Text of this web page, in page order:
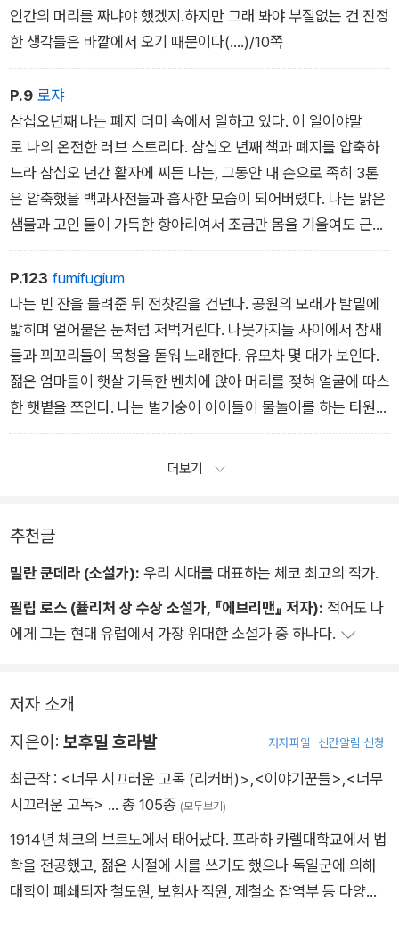
인간의 머리를 짜냐야 했겠지.하지만 그래 봐야 부질없는 건 진정
한 생각들은 바깥에서 오기 때문이다(....)/10쪽
P.9 로쟈
삼십오년째 나는 폐지 더미 속에서 일하고 있다. 이 일이야말
로 나의 온전한 러브 스토리다. 삼십오 년째 책과 폐지를 압축하
느라 삼십오 년간 활자에 찌든 나는, 그동안 내 손으로 족히 3톤
은 압축했을 백과사전들과 흡사한 모습이 되어버렸다. 나는 맑은
샘물과 고인 물이 가득한 항아리여서 조금만 몸을 기울여도 근사
한 생각의 물줄기가 흘러나온다. 뜻하지 않게 교양을 쌓게 된나
는 이제 어느 것이 내 생각이고 어느 것이 책에서 읽은 건지도 명
확히 구분할 수 없게 되었다. 지난 삼십오년간 나는 그렇게 주
변 세계에 적응해왔다.
P.123 fumifugium
나는 빈 잔을 돌려준 뒤 전찻길을 건넌다. 공원의 모래가 발밑에
밟히며 얼어붙은 눈처럼 저벅거린다. 나뭇가지들 사이에서 참새
들과 꾀꼬리들이 목청을 돋워 노래한다. 유모차 몇 대가 보인다.
젊은 엄마들이 햇살 가득한 벤치에 앉아 머리를 젖혀 얼굴에 따스
한 햇볕을 쪼인다. 나는 벌거숭이 아이들이 물놀이를 하는 타원형
풀 앞에 한참 동안 머물러 있다. 아이들의 배에 난 팬티 고무줄 자
국에 마음이 동해서······ 갈리시아의 경건과 유대 인들은 밝고 선
밖의 장과 성기는 그저 감내해야 하는 대수롭지 않은 부분이었다·
·····
더보기
추천글
밀란 쿤데라 (소설가): 우리 시대를 대표하는 체코 최고의 작가.
필립 로스 (퓰리처 상 수상 소설가, 『에브리맨』 저자): 적어도 나
에게 그는 현대 유럽에서 가장 위대한 소설가 중 하나다.
저자 소개
지은이: 보후밀 흐라발 저자파일 신간알림 신청
최근작 : <너무 시끄러운 고독 (리커버)>,<이야기꾼들>,<너무
시끄러운 고독> … 총 105종 (모두보기)
1914년 체코의 브르노에서 태어났다. 프라하 카렐대학교에서 법
학을 전공했고, 젊은 시절에 시를 쓰기도 했으나 독일군에 의해
대학이 폐쇄되자 철도원, 보험사 직원, 제철소 잡역부 등 다양한